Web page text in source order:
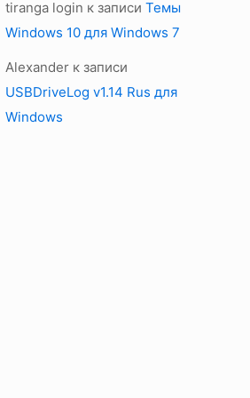
tiranga login к записи Темы
Windows 10 для Windows 7
Alexanderк записи
USBDriveLog v1.14 Rus для
Windows